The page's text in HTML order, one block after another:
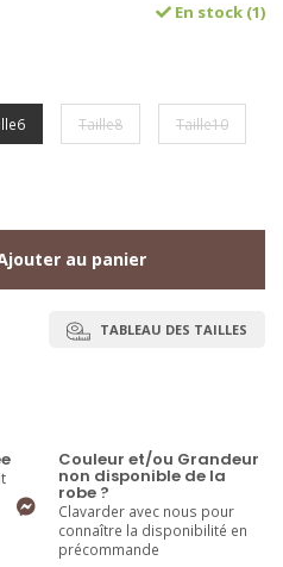
En stock (1)
Taille8 Taille10
au panier
TABLEAU DES TAILLES
Couleur et/ou Grandeur
non disponible de la
robe ?
Clavarder avec nous pour
connaître la disponibilité en
précommande